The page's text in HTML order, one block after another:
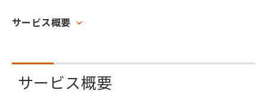
サービス概要
サービス概要